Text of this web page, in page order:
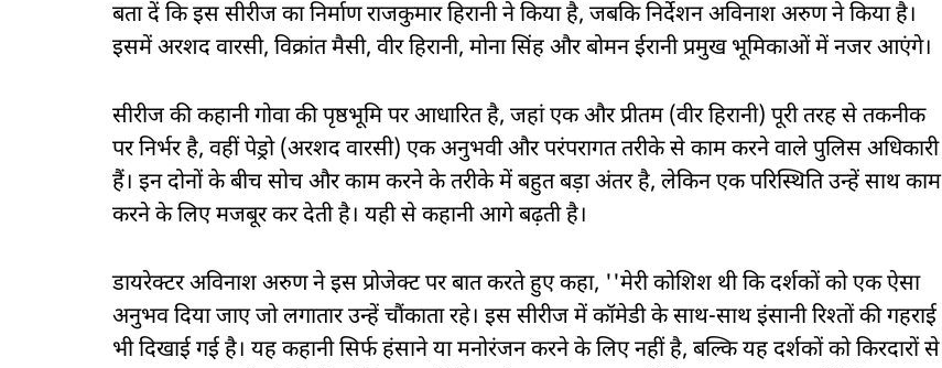
बता दें कि इस सीरीज का निर्माण राजकुमार हिरानी ने किया है, जबकि निर्देशन अविनाश अरुण ने किया है।
इसमें अरशद वारसी, विक्रांत मैसी, वीर हिरानी, ​​मोना सिंह और बोमन ईरानी प्रमुख भूमिकाओं में नजर आएंगे।
सीरीज की कहानी गोवा की पृष्ठभूमि पर आधारित है, जहां एक और प्रीतम (वीर हिरानी) पूरी तरह से तकनीक
पर निर्भर है, वहीं पेड्रो (अरशद वारसी) एक अनुभवी और परंपरागत तरीके से काम करने वाले पुलिस अधिकारी
हैं। इन दोनों के बीच सोच और काम करने के तरीके में बहुत बड़ा अंतर है, लेकिन एक परिस्थिति उन्हें साथ काम
करने के लिए मजबूर कर देती है। यही से कहानी आगे बढ़ती है।
डायरेक्टर अविनाश अरुण ने इस प्रोजेक्ट पर बात करते हुए कहा, ''मेरी कोशिश थी कि दर्शकों को एक ऐसा
अनुभव दिया जाए जो लगातार उन्हें चौंकाता रहे। इस सीरीज में कॉमेडी के साथ-साथ इंसानी रिश्तों की गहराई
भी दिखाई गई है। यह कहानी सिर्फ हंसाने या मनोरंजन करने के लिए नहीं है, बल्कि यह दर्शकों को किरदारों से